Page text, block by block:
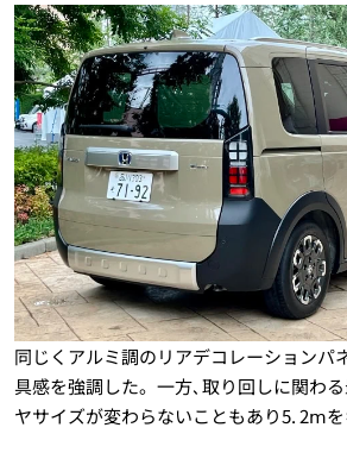
同じくアルミ調のリアデコレーションパ
具感を強調した。一方､取り回しに関わ
ヤサイズが変わらないこともあり5. 2ⅿを